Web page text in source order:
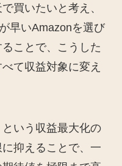
買いたいと考え、
早いAmazonを選び
ことで、こうした
て収益対象に変え
いう収益最大化の
抑えることで、一